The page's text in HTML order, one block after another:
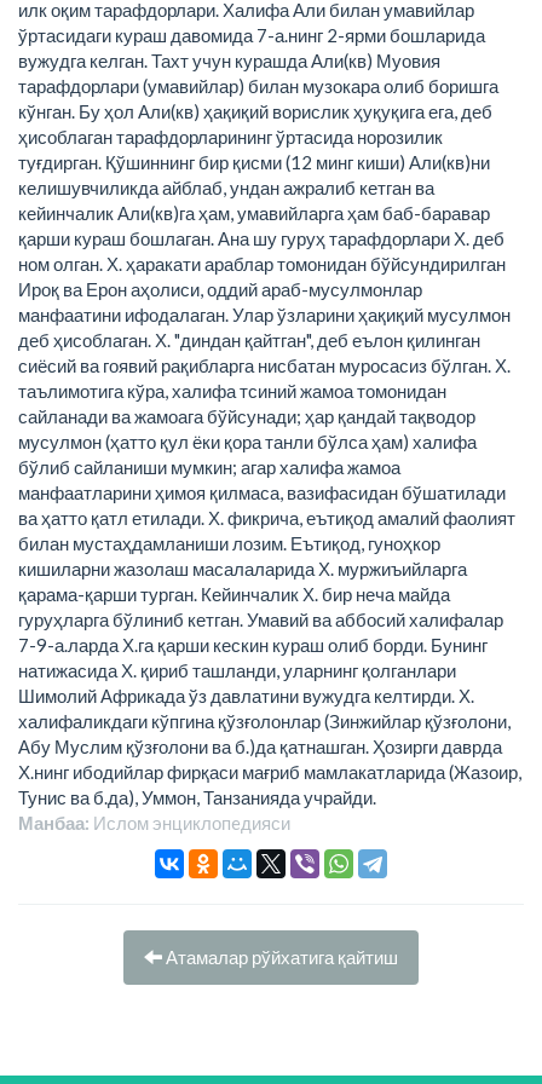
илк оқим тарафдорлари. Халифа Али билан умавийлар
ўртасидаги кураш давомида 7-а.нинг 2-ярми бошларида
вужудга келган. Тахт учун курашда Али(кв) Муовия
тарафдорлари (умавийлар) билан музокара олиб боришга
кўнган. Бу ҳол Али(кв) ҳақиқий ворислик ҳуқуқига ега, деб
ҳисоблаган тарафдорларининг ўртасида норозилик
туғдирган. Қўшиннинг бир қисми (12 минг киши) Али(кв)ни
келишувчиликда айблаб, ундан ажралиб кетган ва
кейинчалик Али(кв)га ҳам, умавийларга ҳам баб-баравар
қарши кураш бошлаган. Ана шу гуруҳ тарафдорлари Х. деб
ном олган. Х. ҳаракати араблар томонидан бўйсундирилган
Ироқ ва Ерон аҳолиси, оддий араб-мусулмонлар
манфаатини ифодалаган. Улар ўзларини ҳақиқий мусулмон
деб ҳисоблаган. Х. "диндан қайтган", деб еълон қилинган
сиёсий ва гоявий рақибларга нисбатан муросасиз бўлган. Х.
таълимотига кўра, халифа тсиний жамоа томонидан
сайланади ва жамоага бўйсунади; ҳар қандай тақводор
мусулмон (ҳатто қул ёки қора танли бўлса ҳам) халифа
бўлиб сайланиши мумкин; агар халифа жамоа
манфаатларини ҳимоя қилмаса, вазифасидан бўшатилади
ва ҳатто қатл етилади. Х. фикрича, еътиқод амалий фаолият
билан мустаҳдамланиши лозим. Еътиқод, гуноҳкор
кишиларни жазолаш масалаларида Х. муржиъийларга
қарама-қарши турган. Кейинчалик Х. бир неча майда
гуруҳларга бўлиниб кетган. Умавий ва аббосий халифалар
7-9-а.ларда Х.га қарши кескин кураш олиб борди. Бунинг
натижасида Х. қириб ташланди, уларнинг қолганлари
Шимолий Африкада ўз давлатини вужудга келтирди. Х.
халифаликдаги кўпгина қўзғолонлар (Зинжийлар қўзғолони,
Абу Муслим қўзғолони ва б.)да қатнашган. Ҳозирги даврда
Х.нинг ибодийлар фирқаси мағриб мамлакатларида (Жазоир,
Тунис ва б.да), Уммон, Танзанияда учрайди.
Манбаа: Ислом энциклопeдияси
Атамалар рўйхатига қайтиш